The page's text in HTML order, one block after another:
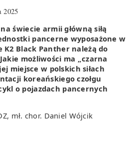
2025
świecie armii główną siłą
pancerne wyposażone w
K2 Black Panther należą do
możliwości ma „czarna
miejsce w polskich siłach
koreańskiego czołgu
o pojazdach pancernych
mł. chor. Daniel Wójcik